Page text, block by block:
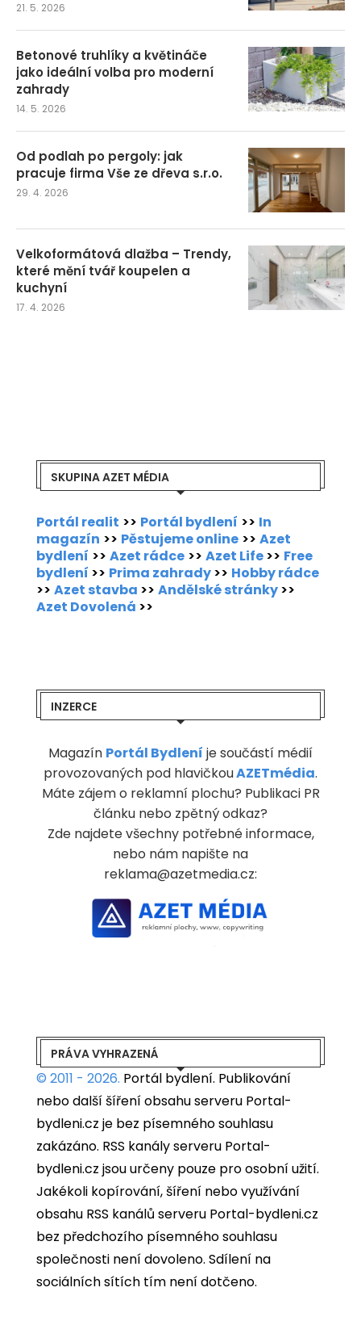
21. 5. 2026
Betonové truhlíky a květináče
jako ideální volba pro moderní
zahrady
14. 5. 2026
Od podlah po pergoly: jak
pracuje firma Vše ze dřeva s.r.o.
29. 4. 2026
Velkoformátová dlažba – Trendy,
které mění tvář koupelen a
kuchyní
17. 4. 2026
SKUPINA AZET MÉDIA
Portál realit >> Portál bydlení >> In
magazín >> Pěstujeme online >> Azet
bydlení >> Azet rádce >> Azet Life>> Free
bydlení >> Prima zahrady>> Hobby rádce
>> Azet stavba >> Andělské stránky>>
Azet Dovolená >>
INZERCE
Magazín Portál Bydlení je součástí médií
provozovaných pod hlavičkouAZETmédia.
Máte zájem o reklamní plochu? Publikaci PR
článku nebo zpětný odkaz?
Zde najdete všechny potřebné informace,
nebo nám napište na
reklama@azetmedia.cz:
PRÁVA VYHRAZENÁ
© 2011 - 2026. Portál bydlení. Publikování
nebo další šíření obsahu serveru Portal-
bydleni.cz je bez písemného souhlasu
zakázáno. RSS kanály serveru Portal-
bydleni.cz jsou určeny pouze pro osobní užití.
Jakékoli kopírování, šíření nebo využívání
obsahu RSS kanálů serveru Portal-bydleni.cz
bez předchozího písemného souhlasu
společnosti není dovoleno. Sdílení na
sociálních sítích tím není dotčeno.